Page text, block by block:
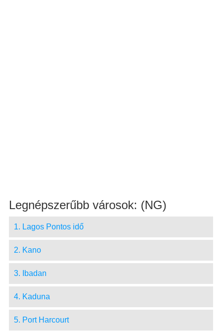
Legnépszerűbb városok: (NG)
1. Lagos Pontos idő
2. Kano
3. Ibadan
4. Kaduna
5. Port Harcourt